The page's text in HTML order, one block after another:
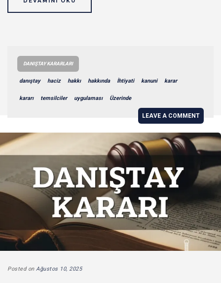
DANIŞTAY KARARLARI
danıştay haciz hakkı hakkında İhtiyati kanuni karar
kararı temsilciler uygulaması Üzerinde
LEAVE A COMMENT
Posted on Ağustos 10, 2025